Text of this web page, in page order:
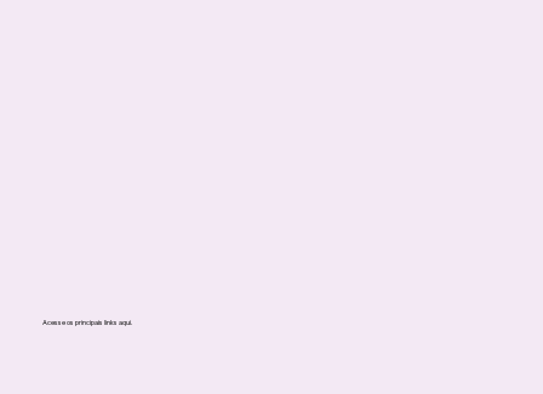
Acesse os principais links aqui.